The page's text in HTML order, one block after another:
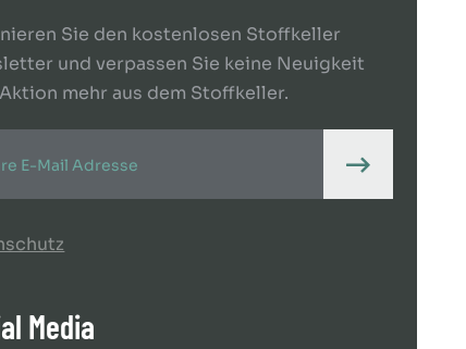
Sie den kostenlosen Stoffkeller
und verpassen Sie keine Neuigkeit
mehr aus dem Stoffkeller.
Media